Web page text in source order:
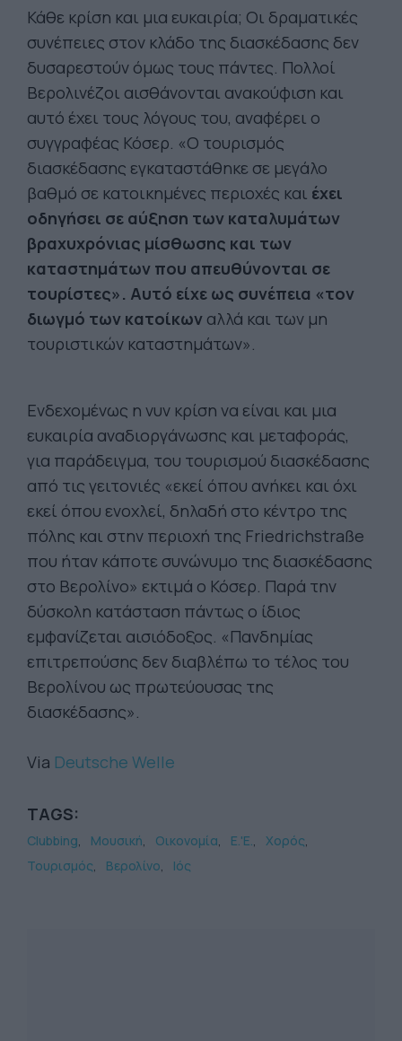
Κάθε κρίση και μια ευκαιρία; Οι δραματικές
συνέπειες στον κλάδο της διασκέδασης δεν
δυσαρεστούν όμως τους πάντες. Πολλοί
Βερολινέζοι αισθάνονται ανακούφιση και
αυτό έχει τους λόγους του, αναφέρει ο
συγγραφέας Κόσερ. «Ο τουρισμός
διασκέδασης εγκαταστάθηκε σε μεγάλο
βαθμό σε κατοικημένες περιοχές και έχει
οδηγήσει σε αύξηση των καταλυμάτων
βραχυχρόνιας μίσθωσης και των
καταστημάτων που απευθύνονται σε
τουρίστες». Αυτό είχε ως συνέπεια «τον
διωγμό των κατοίκων αλλά και των μη
τουριστικών καταστημάτων».
Ενδεχομένως η νυν κρίση να είναι και μια
ευκαιρία αναδιοργάνωσης και μεταφοράς,
για παράδειγμα, του τουρισμού διασκέδασης
από τις γειτονιές «εκεί όπου ανήκει και όχι
εκεί όπου ενοχλεί, δηλαδή στο κέντρο της
πόλης και στην περιοχή της Friedrichstraße
που ήταν κάποτε συνώνυμο της διασκέδασης
στο Βερολίνο» εκτιμά ο Κόσερ. Παρά την
δύσκολη κατάσταση πάντως ο ίδιος
εμφανίζεται αισιόδοξος. «Πανδημίας
επιτρεπούσης δεν διαβλέπω το τέλος του
Βερολίνου ως πρωτεύουσας της
διασκέδασης».
Via Deutsche Welle
TAGS:
Clubbing Μουσική Οικονομία Ε.'Ε.
Χορός
Τουρισμός
Βερολίνο Ιός